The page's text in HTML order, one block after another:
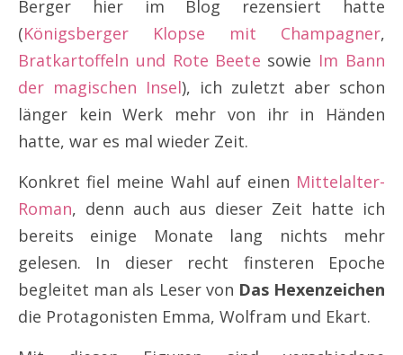
Berger hier im Blog rezensiert hatte
(Königsberger Klopse mit Champagner,
Bratkartoffeln und Rote Beete sowie Im Bann
der magischen Insel), ich zuletzt aber schon
länger kein Werk mehr von ihr in Händen
hatte, war es mal wieder Zeit.
Konkret fiel meine Wahl auf einen Mittelalter-
Roman, denn auch aus dieser Zeit hatte ich
bereits einige Monate lang nichts mehr
gelesen. In dieser recht finsteren Epoche
begleitet man als Leser von Das Hexenzeichen
die Protagonisten Emma, Wolfram und Ekart.